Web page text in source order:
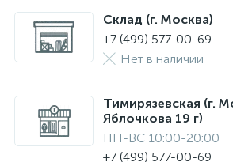
Склад (г. Москва)
+7 (499) 577-00-69
Нет в наличии
Тимирязевская (г.
Яблочкова 19 г)
ПН-ВС 10:00-20:00
+7 (499) 577-00-69